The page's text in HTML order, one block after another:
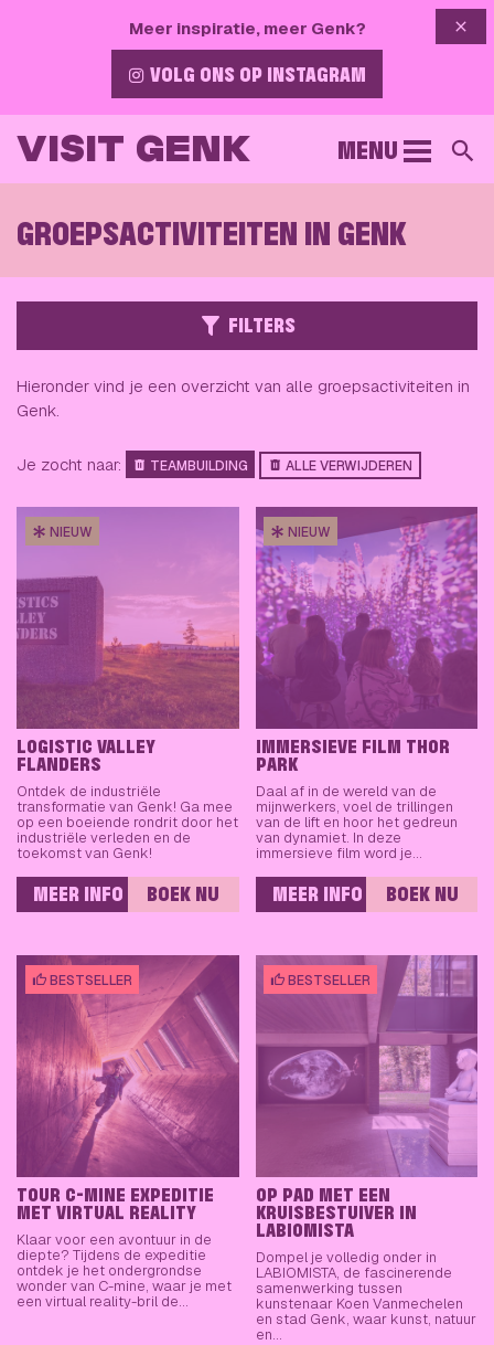
Meer inspiratie, meer Genk?
VOLG ONS OP INSTAGRAM
VISIT GENK MENU
GROEPSACTIVITEITEN IN GENK
FILTERS
Hieronder vind je een overzicht van alle groepsactiviteiten in
Genk.
Je zocht naar: TEAMBUILDING ALLE VERWIJDEREN
LOGISTIC VALLEY
FLANDERS
Ontdek de industriële
transformatie van Genk! Ga mee
op een boeiende rondrit door het
industriële verleden en de
toekomst van Genk!
MEER INFO BOEK NU
NIEUW
IMMERSIEVE FILM THOR
PARK
Daal af in de wereld van de
mijnwerkers, voel de trillingen
van de lift en hoor het gedreun
van dynamiet. In deze
immersieve film word je…
MEER INFO BOEK NU
NIEUW
TOUR C-MINE EXPEDITIE
MET VIRTUAL REALITY
Klaar voor een avontuur in de
diepte? Tijdens de expeditie
ontdek je het ondergrondse
wonder van C-mine, waar je met
een virtual reality-bril de…
BESTSELLER
OP PAD MET EEN
KRUISBESTUIVER IN
LABIOMISTA
Dompel je volledig onder in
LABIOMISTA, de fascinerende
samenwerking tussen
kunstenaar Koen Vanmechelen
en stad Genk, waar kunst, natuur
en…
BESTSELLER